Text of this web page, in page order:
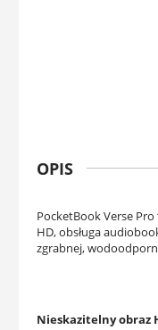
OPIS
PocketBook Verse
HD, obsługa
zgrabnej,
Nieskazitelny obraz